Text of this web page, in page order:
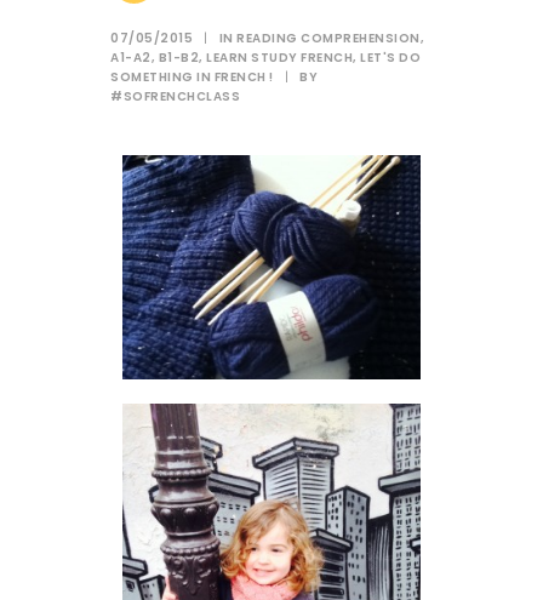
07/05/2015 | IN READING COMPREHENSION,
A1-A2, B1-B2, LEARN STUDY FRENCH, LET'S DO
SOMETHING IN FRENCH !
|
BY
#SOFRENCHCLASS